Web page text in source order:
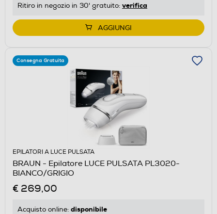
Ritiro in negozio in 30' gratuito: verifica
AGGIUNGI
Consegna Gratuita
EPILATORI A LUCE PULSATA
BRAUN - Epilatore LUCE PULSATA PL3020-
BIANCO/GRIGIO
€ 269,00
Acquisto online: disponibile